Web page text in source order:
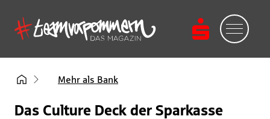
Mehr als Bank
Das Culture Deck der Sparkasse